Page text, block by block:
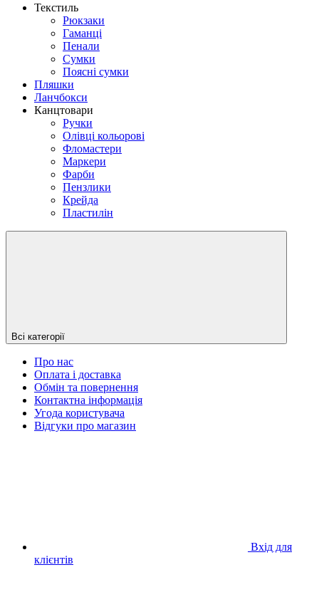
Текстиль
Рюкзаки
Гаманці
Пенали
Сумки
Поясні сумки
Пляшки
Ланчбокси
Канцтовари
Ручки
Олівці кольорові
Фломастери
Маркери
Фарби
Пензлики
Крейда
Пластилін
Всі категорії
Про нас
Оплата і доставка
Обмін та повернення
Контактна інформація
Угода користувача
Відгуки про магазин
Вхід для
клієнтів